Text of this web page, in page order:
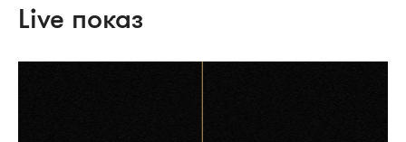
Live показ